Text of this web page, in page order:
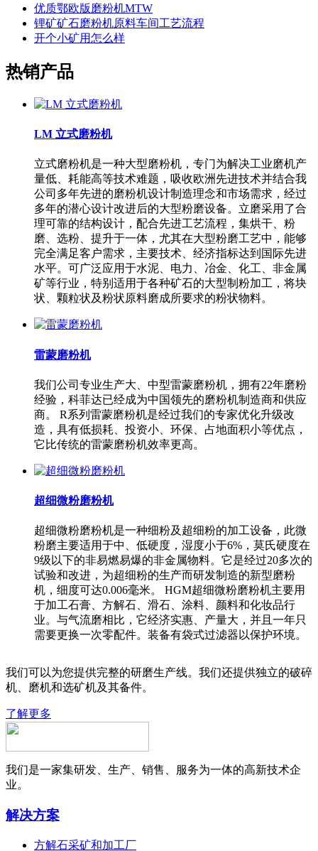
优质鄂欧版磨粉机MTW
锂矿矿石磨粉机原料车间工艺流程
开个小矿用怎么样
热销产品
LM 立式磨粉机
立式磨粉机是一种大型磨粉机，专门为解决工业磨机产
量低、耗能高等技术难题，吸收欧洲先进技术并结合我
公司多年先进的磨粉机设计制造理念和市场需求，经过
多年的潜心设计改进后的大型粉磨设备。立磨采用了合
理可靠的结构设计，配合先进工艺流程，集烘干、粉
磨、选粉、提升于一体，尤其在大型粉磨工艺中，能够
完全满足客户需求，主要技术、经济指标达到国际先进
水平。可广泛应用于水泥、电力、冶金、化工、非金属
矿等行业，特别适用于各种矿石的大型制粉加工，将块
状、颗粒状及粉状原料磨成所要求的粉状物料。
雷蒙磨粉机
我们公司专业生产大、中型雷蒙磨粉机，拥有22年磨粉
经验，科菲达已经成为中国领先的磨粉机制造商和供应
商。 R系列雷蒙磨粉机是经过我们的专家优化升级改
造，具有低损耗、投资小、环保、占地面积小等优点，
它比传统的雷蒙磨粉机效率更高。
超细微粉磨粉机
超细微粉磨粉机是一种细粉及超细粉的加工设备，此微
粉磨主要适用于中、低硬度，湿度小于6%，莫氏硬度在
9级以下的非易燃易爆的非金属物料。它是经过20多次的
试验和改进，为超细粉的生产而研发制造的新型磨粉
机，细度可达0.006毫米。 HGM超细微粉磨粉机主要用
于加工石膏、方解石、滑石、涂料、颜料和化妆品行
业。与气流磨相比，它经济实惠、产量大，并且一年只
需要更换一次零配件。装备有袋式过滤器以保护环境。
我们可以为您提供完整的研磨生产线。我们还提供独立的破碎
机、磨机和选矿机及其备件。
了解更多
我们是一家集研发、生产、销售、服务为一体的高新技术企
业。
解决方案
方解石采矿和加工厂